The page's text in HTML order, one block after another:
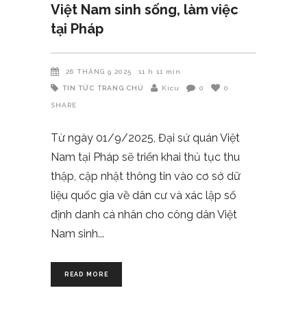
Việt Nam sinh sống, làm việc
tại Pháp
26 THÁNG 9 2025 11 h 11 min
TIN TỨC TRANG CHỦ Kicu 0 0
SHARE
Từ ngày 01/9/2025, Đại sứ quán Việt
Nam tại Pháp sẽ triển khai thủ tục thu
thập, cập nhật thông tin vào cơ sở dữ
liệu quốc gia về dân cư và xác lập số
định danh cá nhân cho công dân Việt
Nam sinh
READ MORE